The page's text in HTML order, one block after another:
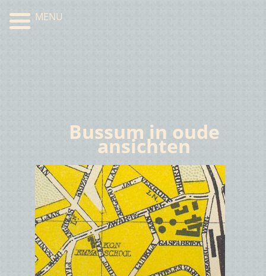
MENU
Bussum in oude
ansichten